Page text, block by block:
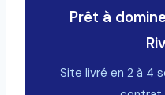
Prêt à
Site livré en 2 à 4